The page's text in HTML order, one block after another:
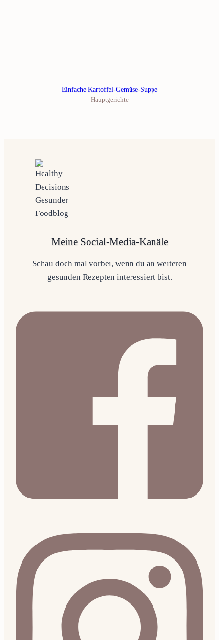
Einfache Kartoffel-Gemüse-Suppe
Hauptgerichte
Meine Social-Media-Kanäle
Schau doch mal vorbei, wenn du an weiteren
gesunden Rezepten interessiert bist.